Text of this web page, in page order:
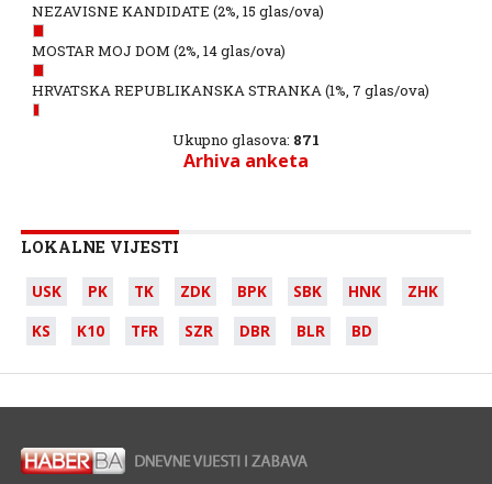
NEZAVISNE KANDIDATE (2%, 15 glas/ova)
MOSTAR MOJ DOM (2%, 14 glas/ova)
HRVATSKA REPUBLIKANSKA STRANKA(1%, 7 glas/ova)
Ukupno glasova: 871
Arhiva anketa
LOKALNE VIJESTI
USK PK TK ZDK BPK SBK HNK
ZHK
KS
K10 TFR SZR DBR BLR BD